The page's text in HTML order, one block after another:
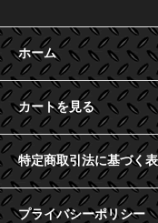
ホーム
カートを見る
特定商取引法に基づく
プライバシーポリシー